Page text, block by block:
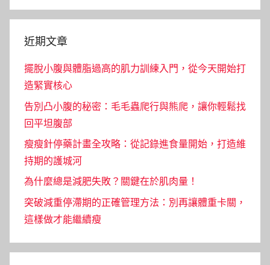
近期文章
擺脫小腹與體脂過高的肌力訓練入門，從今天開始打
造緊實核心
告別凸小腹的秘密：毛毛蟲爬行與熊爬，讓你輕鬆找
回平坦腹部
瘦瘦針停藥計畫全攻略：從記錄進食量開始，打造維
持期的護城河
為什麼總是減肥失敗？關鍵在於肌肉量！
突破減重停滯期的正確管理方法：別再讓體重卡關，
這樣做才能繼續瘦